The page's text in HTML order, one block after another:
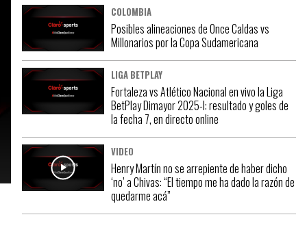
COLOMBIA
Posibles alineaciones de Once Caldas vs
Millonarios por la Copa Sudamericana
LIGA BETPLAY
Fortaleza vs Atlético Nacional en vivo la Liga
BetPlay Dimayor 2025-I: resultado y goles de
la fecha 7, en directo online
VIDEO
Henry Martín no se arrepiente de haber dicho
‘no’ a Chivas: “El tiempo me ha dado la razón de
quedarme acá”